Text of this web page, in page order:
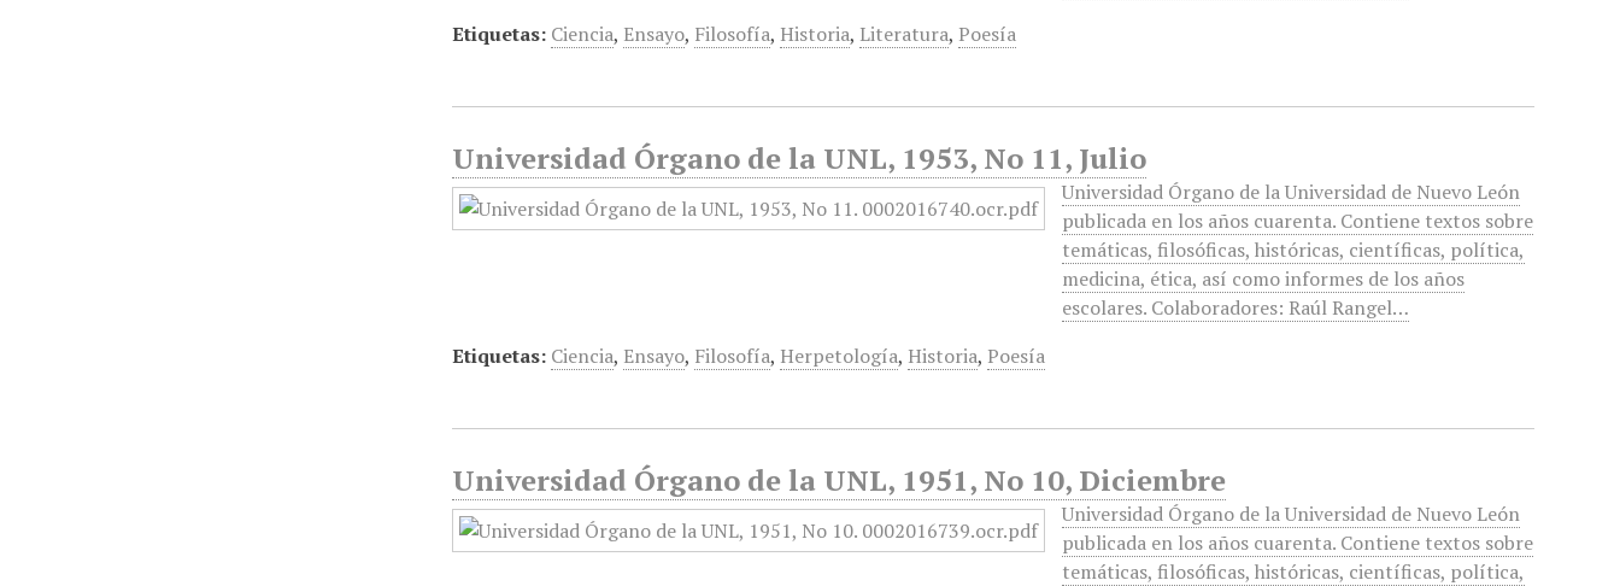
Etiquetas: Ciencia, Ensayo, Filosofía, Historia, Literatura, Poesía
Universidad Órgano de la UNL, 1953, No 11, Julio
Universidad Órgano de la Universidad de Nuevo León
publicada en los años cuarenta. Contiene textos sobre
temáticas, filosóficas, históricas, científicas, política,
medicina, ética, así como informes de los años
escolares. Colaboradores: Raúl Rangel…
Etiquetas: Ciencia, Ensayo, Filosofía, Herpetología, Historia, Poesía
Universidad Órgano de la UNL, 1951, No 10, Diciembre
Universidad Órgano de la Universidad de Nuevo León
publicada en los años cuarenta. Contiene textos sobre
temáticas, filosóficas, históricas, científicas, política,